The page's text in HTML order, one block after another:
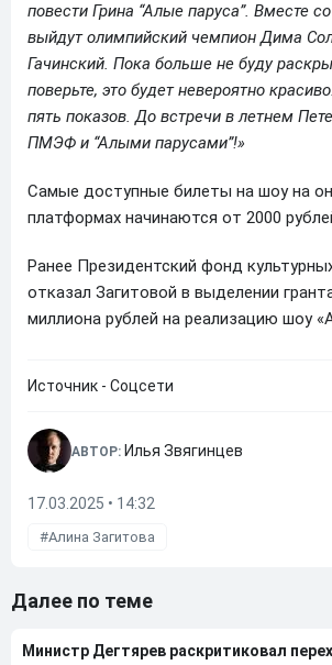
повести Грина “Алые паруса”. Вместе
выйдут олимпийский чемпион Дима
Гачинский. Пока больше не буду
поверьте, это будет невероятно
пять показов. До встречи в летнем
ПМЭФ и “Алыми парусами”!»
Самые доступные билеты на шоу на
платформах начинаются от 2000
Ранее Президентский фонд
отказал Загитовой в выделении
миллиона рублей на реализацию шоу
Источник - Соцсети
АВТОР: Илья Звягинцев
17.03.2025 • 14:32
Алина Загитова
Далее по теме
Министр Дегтярев раскритиковал